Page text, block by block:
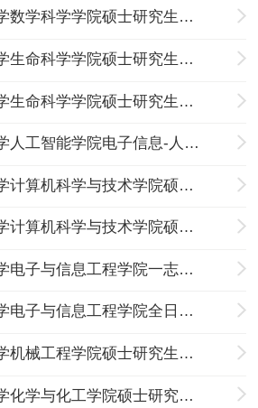
2020年天津工业大学数学科学学院硕士研究生复试及录取工作实施办法
2020年天津工业大学生命科学学院硕士研究生第一批复试名单（一志愿考生）
2020年天津工业大学生命科学学院硕士研究生复试及录取工作实施细则
2020年天津工业大学人工智能学院电子信息-人工智能方向（0854）一志愿复试名单
2020年天津工业大学计算机科学与技术学院硕士研究生复试名单
2020年天津工业大学计算机科学与技术学院硕士研究生复试及录取工作实施办法
2020年天津工业大学电子与信息工程学院一志愿复试名单公示
2020年天津工业大学电子与信息工程学院全日制和非全日制硕士研究生复试及录取工作实施办法
2020年天津工业大学机械工程学院硕士研究生复试及录取工作实施办法
2020年天津工业大学化学与化工学院硕士研究生复试名单（一志愿考生）